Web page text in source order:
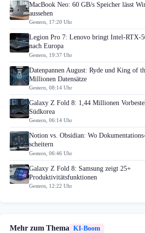
MacBook Neo: 60 GB/s Speicher lässt
aussehen
Gestern, 17:20 Uhr
Legion Pro 7: Lenovo bringt Intel-RTX-
nach Europa
Gestern, 19:37 Uhr
Datenpannen August: Ryde und King of
Millionen Datensätze
Gestern, 08:14 Uhr
Galaxy Z Fold 8: 1,44 Millionen
Südkorea
Gestern, 06:14 Uhr
Notion vs. Obsidian: Wo
scheitern
Gestern, 06:46 Uhr
Galaxy Z Fold 8: Samsung zeigt 25+
Produktivitätsfunktionen
Gestern, 12:22 Uhr
Mehr zum Thema KI-Boom